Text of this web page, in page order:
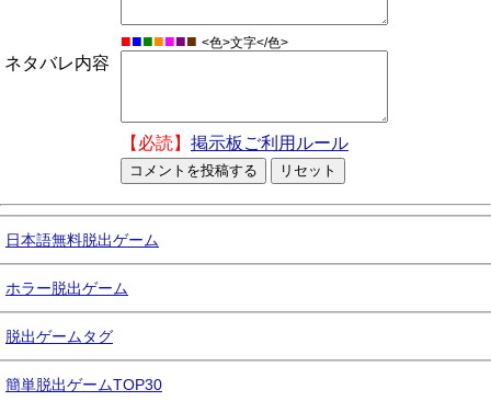
■■■■■■■ <色>文字</色>
ネタバレ内容
【必読】 掲示板ご利用ルール
日本語無料脱出ゲーム
ホラー脱出ゲーム
脱出ゲームタグ
簡単脱出ゲームTOP30